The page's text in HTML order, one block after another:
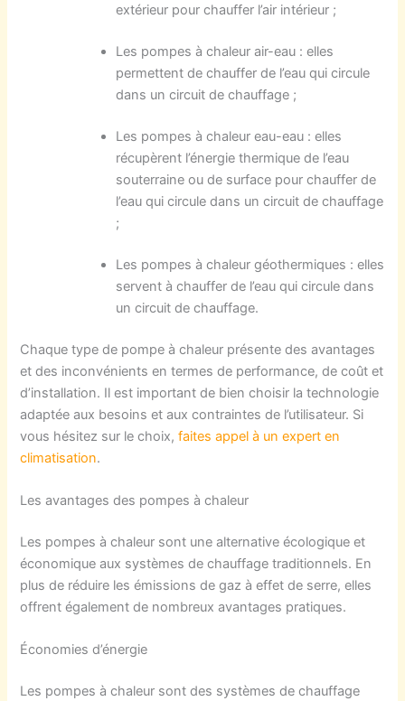
extérieur pour chauffer l’air intérieur ;
Les pompes à chaleur air-eau : elles
permettent de chauffer de l’eau qui circule
dans un circuit de chauffage ;
Les pompes à chaleur eau-eau : elles
récupèrent l’énergie thermique de l’eau
souterraine ou de surface pour chauffer de
l’eau qui circule dans un circuit de chauffage
;
Les pompes à chaleur géothermiques : elles
servent à chauffer de l’eau qui circule dans
un circuit de chauffage.
Chaque type de pompe à chaleur présente des avantages
et des inconvénients en termes de performance, de coût et
d’installation. Il est important de bien choisir la technologie
adaptée aux besoins et aux contraintes de l’utilisateur. Si
vous hésitez sur le choix,faites appel à un expert en
climatisation.
Les avantages des pompes à chaleur
Les pompes à chaleur sont une alternative écologique et
économique aux systèmes de chauffage traditionnels. En
plus de réduire les émissions de gaz à effet de serre, elles
offrent également de nombreux avantages pratiques.
Économies d’énergie
Les pompes à chaleur sont des systèmes de chauffage